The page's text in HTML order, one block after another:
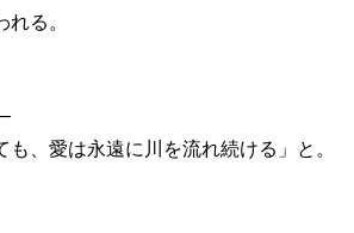
る。
も、愛は永遠に川を流れ続ける」と。